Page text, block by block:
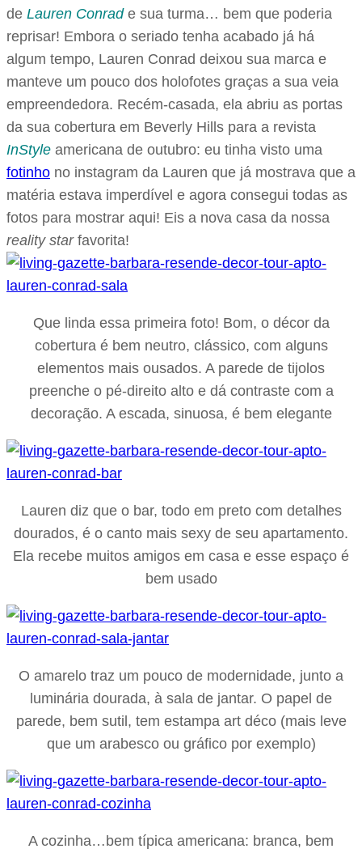
de Lauren Conrade sua turma… bem que poderia
reprisar! Embora o seriado tenha acabado já há
algum tempo, Lauren Conrad deixou sua marca e
manteve um pouco dos holofotes graças a sua veia
empreendedora. Recém-casada, ela abriu as portas
da sua cobertura em Beverly Hills para a revista
InStyle americana de outubro: eu tinha visto uma
fotinho no instagram da Lauren que já mostrava que a
matéria estava imperdível e agora consegui todas as
fotos para mostrar aqui! Eis a nova casa da nossa
reality starfavorita!
Que linda essa primeira foto! Bom, o décor da
cobertura é bem neutro, clássico, com alguns
elementos mais ousados. A parede de tijolos
preenche o pé-direito alto e dá contraste com a
decoração. A escada, sinuosa, é bem elegante
Lauren diz que o bar, todo em preto com detalhes
dourados, é o canto mais sexy de seu apartamento.
Ela recebe muitos amigos em casa e esse espaço é
bem usado
O amarelo traz um pouco de modernidade, junto a
luminária dourada, à sala de jantar. O papel de
parede, bem sutil, tem estampa art déco (mais leve
que um arabesco ou gráfico por exemplo)
A cozinha…bem típica americana: branca, bem